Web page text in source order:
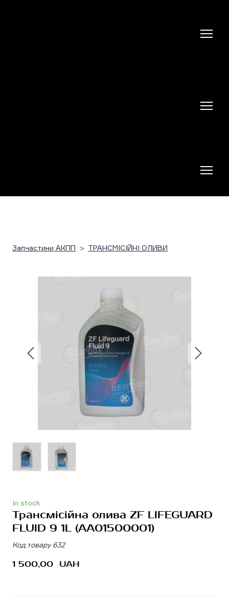
Запчастини АКПП ТРАНСМІСІЙНІ ОЛИВИ
In stock
Трансмісійна олива ZF LIFEGUARD
FLUID 9 1L (AA01500001)
Код товару 632
1 500,00  UAH